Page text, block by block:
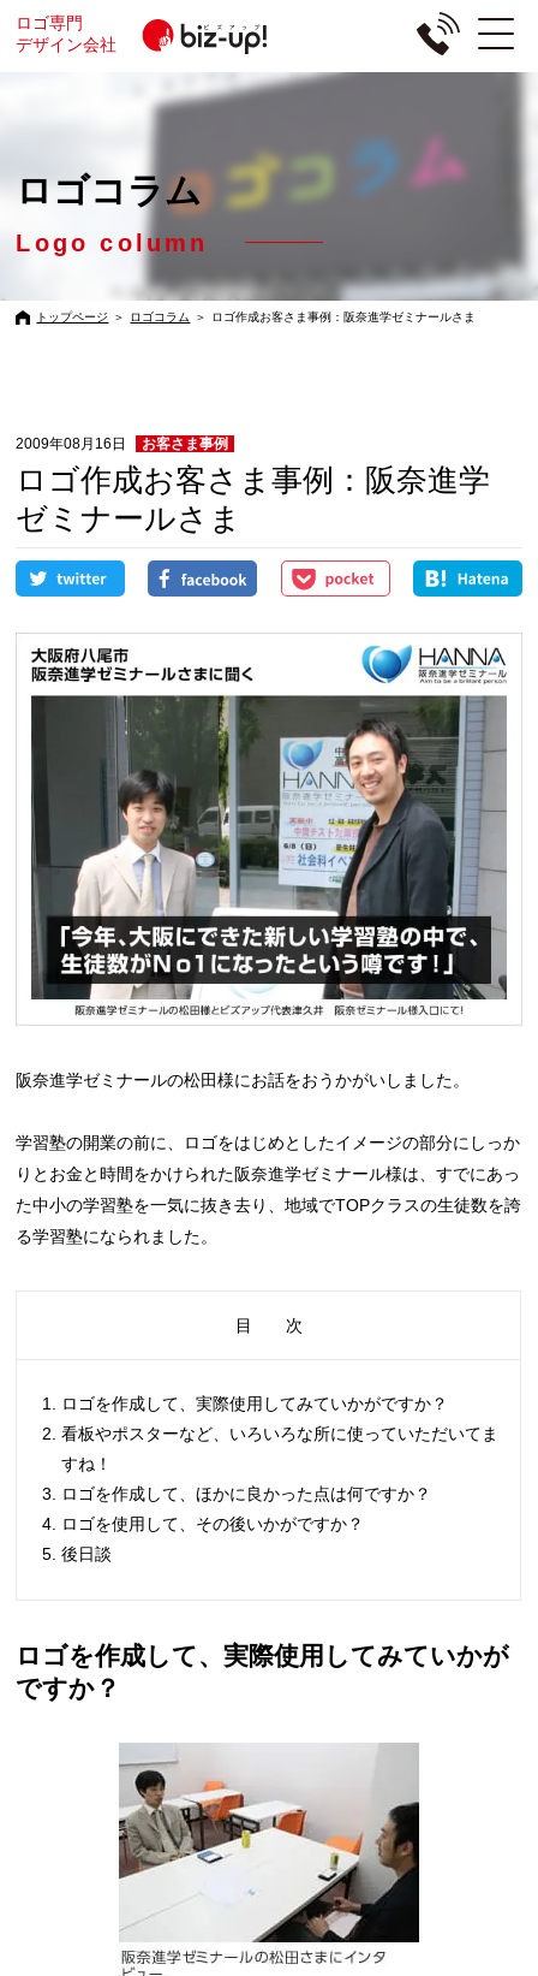
ロゴ専門
デザイン会社
ロゴコラム
Logo column
トップページ ＞ ロゴコラム ＞ ロゴ作成お客さま事例：阪奈進学ゼミナールさま
2009年08月16日 お客さま事例
ロゴ作成お客さま事例：阪奈進学
ゼミナールさま
阪奈進学ゼミナールの松田様にお話をおうかがいしました。
学習塾の開業の前に、ロゴをはじめとしたイメージの部分にしっか
りとお金と時間をかけられた阪奈進学ゼミナール様は、すでにあっ
た中小の学習塾を一気に抜き去り、地域でTOPクラスの生徒数を誇
る学習塾になられました。
目 次
ロゴを作成して、実際使用してみていかがですか？
看板やポスターなど、いろいろな所に使っていただいてま
すね！
ロゴを作成して、ほかに良かった点は何ですか？
ロゴを使用して、その後いかがですか？
後日談
ロゴを作成して、実際使用してみていかが
ですか？